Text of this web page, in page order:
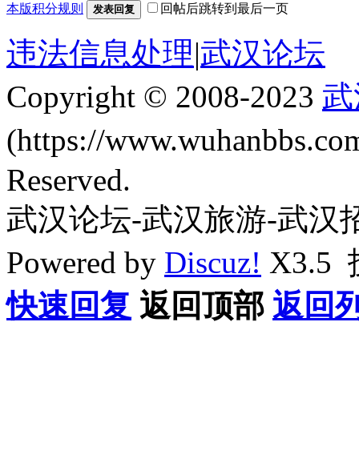
本版积分规则 发表回复 回帖后跳转到最后一页
违法信息处理|武汉论坛
Copyright © 2008-2023
(https://
Reserved.
武汉论坛-武汉旅游-武汉
Powered by Discuz! X3.5
快速回复 返回顶部 返回